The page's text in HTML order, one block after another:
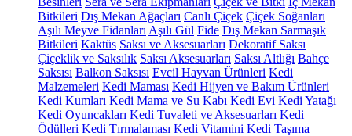
Bitkileri Dış Mekan Ağaçları Canlı Çiçek Çiçek Soğanları
Aşılı Meyve Fidanları Aşılı Gül Fide Dış Mekan Sarmaşık
Bitkileri Kaktüs Saksı ve Aksesuarları Dekoratif Saksı
Çiçeklik ve Saksılık Saksı Aksesuarları Saksı Altlığı Bahçe
Saksısı Balkon Saksısı Evcil Hayvan Ürünleri Kedi
Malzemeleri Kedi Maması Kedi Hijyen ve Bakım Ürünleri
Kedi Kumları Kedi Mama ve Su Kabı Kedi Evi Kedi Yatağı
Kedi Oyuncakları Kedi Tuvaleti ve Aksesuarları Kedi
Ödülleri Kedi Tırmalaması Kedi Vitamini Kedi Taşıma